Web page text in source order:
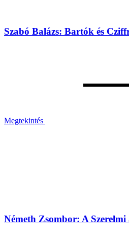
Szabó Balázs: Bartók és
Megtekintés
Németh Zsombor: A